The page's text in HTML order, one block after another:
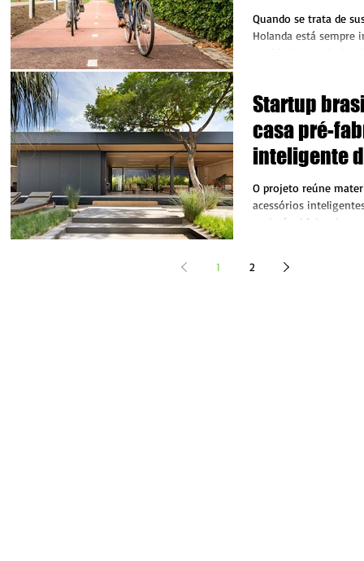
Quando se trata de
Holanda está sempre
novidade vem de
Startup
casa pré-
inteligente
rápida
O projeto reúne
acessórios
no imóvel feito de
1
2